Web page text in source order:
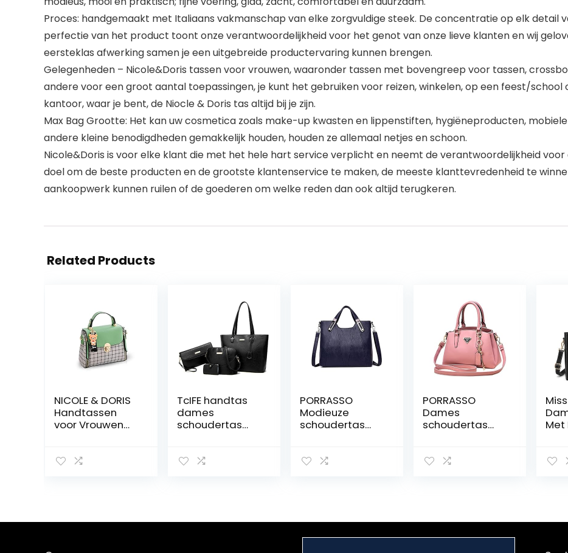
Proces: handgemaakt met Italiaans vakmanschap van elke zorgvuldige steek. De concentratie op elk detail
perfectie van het product toont onze verantwoordelijkheid voor het genot van onze lieve klanten en wij
eersteklas afwerking samen je een uitgebreide productervaring kunnen brengen.
Gelegenheden – Nicole&Doris tassen voor vrouwen, waaronder tassen met bovengreep voor tassen,
andere voor een groot aantal toepassingen, je kunt het gebruiken voor reizen, winkelen, op een feest/school
kantoor, waar je bent, de Niocle & Doris tas altijd bij je zijn.
Max Bag Grootte: Het kan uw cosmetica zoals make-up kwasten en lippenstiften, hygiëneproducten,
andere kleine benodigdheden gemakkelijk houden, houden ze allemaal netjes en schoon.
Nicole&Doris is voor elke klant die met het hele hart service verplicht en neemt de verantwoordelijkheid voor
doel om de beste producten en de grootste klantenservice te maken, de meeste klanttevredenheid te
aankoopwerk kunnen ruilen of de goederen om welke reden dan ook altijd terugkeren.
Related Products
NICOLE & DORIS
Handtassen
voor Vrouwen
Meisjes top-
TcIFE handtas
dames
schoudertas
satchel tas
zakelijke werk
PORRASSO
Modieuze
schoudertas
schoudertas PU
gebruik
PORRASSO
Dames
schoudertas
waterdicht PU
dagelijks
gebruik